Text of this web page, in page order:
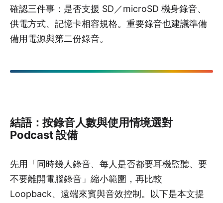
確認三件事：是否支援 SD／microSD 機身錄音、
供電方式、記憶卡相容規格。重要錄音也建議準備
備用電源與第二份錄音。
結語：按錄音人數與使用情境選對
Podcast 設備
先用「同時幾人錄音、每人是否都要耳機監聽、要
不要離開電腦錄音」縮小範圍，再比較
Loopback、遠端來賓與音效控制。以下是本文提